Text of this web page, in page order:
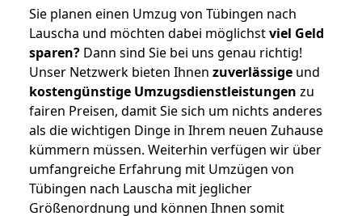
Sie planen einen Umzug von Tübingen nach
Lauscha und möchten dabei möglichstviel Geld
sparen? Dann sind Sie bei uns genau richtig!
Unser Netzwerk bieten Ihnen zuverlässige und
kostengünstige Umzugsdienstleistungen zu
fairen Preisen, damit Sie sich um nichts anderes
als die wichtigen Dinge in Ihrem neuen Zuhause
kümmern müssen. Weiterhin verfügen wir über
umfangreiche Erfahrung mit Umzügen von
Tübingen nach Lauscha mit jeglicher
Größenordnung und können Ihnen somit